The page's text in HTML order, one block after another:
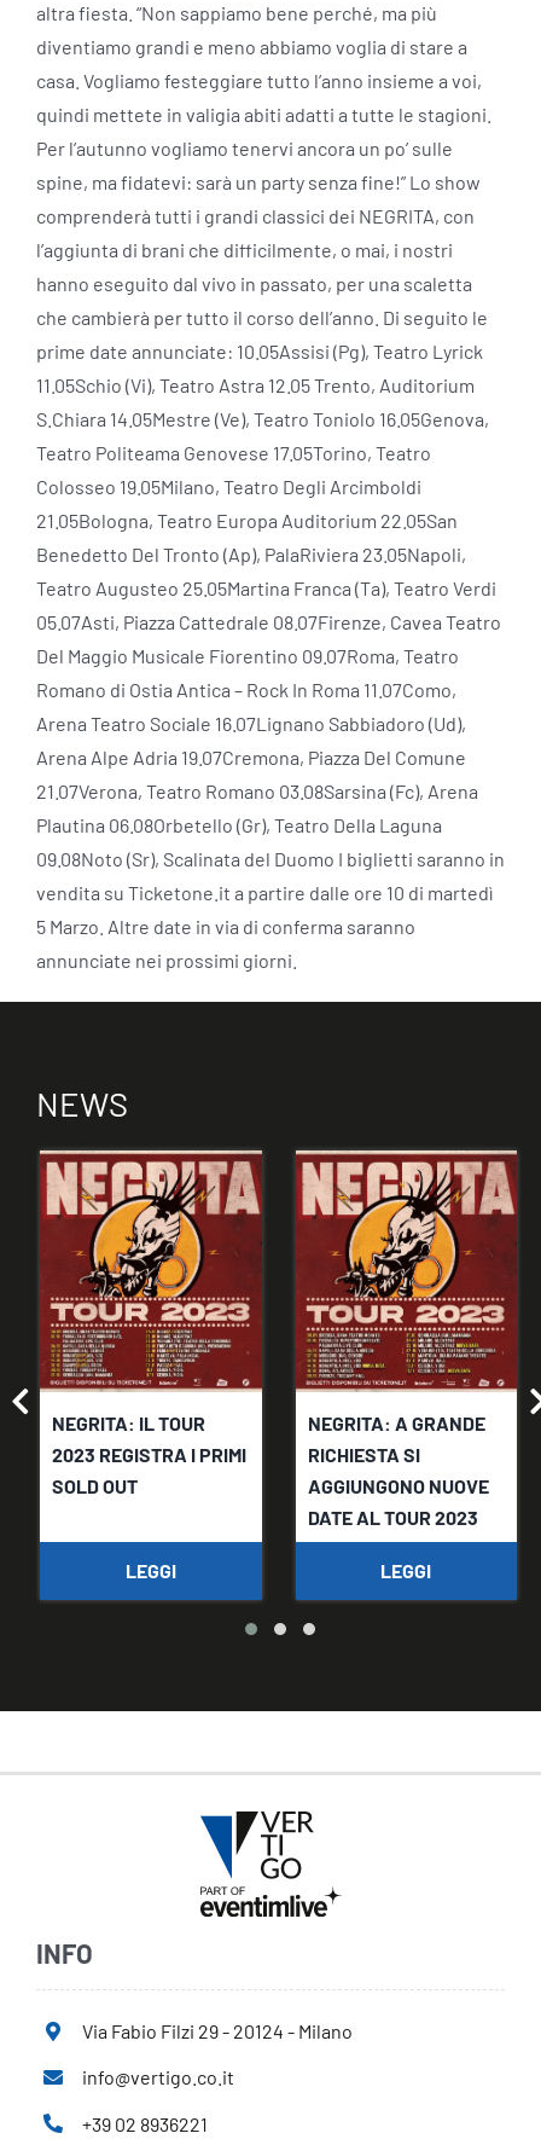
altra fiesta. “Non sappiamo bene perché, ma più
diventiamo grandi e meno abbiamo voglia di stare a
casa. Vogliamo festeggiare tutto l’anno insieme a voi,
quindi mettete in valigia abiti adatti a tutte le stagioni.
Per l’autunno vogliamo tenervi ancora un po’ sulle
spine, ma fidatevi: sarà un party senza fine!” Lo show
comprenderà tutti i grandi classici dei NEGRITA, con
l’aggiunta di brani che difficilmente, o mai, i nostri
hanno eseguito dal vivo in passato, per una scaletta
che cambierà per tutto il corso dell’anno. Di seguito le
prime date annunciate: 10.05Assisi (Pg), Teatro Lyrick
11.05Schio (Vi), Teatro Astra 12.05 Trento, Auditorium
S.Chiara 14.05Mestre (Ve), Teatro Toniolo 16.05Genova,
Teatro Politeama Genovese 17.05Torino, Teatro
Colosseo 19.05Milano, Teatro Degli Arcimboldi
21.05Bologna, Teatro Europa Auditorium 22.05San
Benedetto Del Tronto (Ap), PalaRiviera 23.05Napoli,
Teatro Augusteo 25.05Martina Franca (Ta), Teatro Verdi
05.07Asti, Piazza Cattedrale 08.07Firenze, Cavea Teatro
Del Maggio Musicale Fiorentino 09.07Roma, Teatro
Romano di Ostia Antica – Rock In Roma 11.07Como,
Arena Teatro Sociale 16.07Lignano Sabbiadoro (Ud),
Arena Alpe Adria 19.07Cremona, Piazza Del Comune
21.07Verona, Teatro Romano 03.08Sarsina (Fc), Arena
Plautina 06.08Orbetello (Gr), Teatro Della Laguna
09.08Noto (Sr), Scalinata del Duomo I biglietti saranno in
vendita su Ticketone.it a partire dalle ore 10 di martedì
5 Marzo. Altre date in via di conferma saranno
annunciate nei prossimi giorni.
NEWS
NEGRITA: IL TOUR
2023 REGISTRA I PRIMI
SOLD OUT
LEGGI
NEGRITA: A GRANDE
RICHIESTA SI
AGGIUNGONO NUOVE
DATE AL TOUR 2023
LEGGI
INFO
Via Fabio Filzi 29 - 20124 - Milano
info@vertigo.co.it
+39 02 8936221